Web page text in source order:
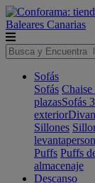
Baleares Canarias
Sofás
Sofás
plazasSofás
exterior
Sillones
Puffs Puffs
almacenaje
Descanso